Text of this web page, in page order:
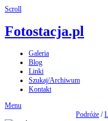
Scroll
Fotostacja.pl
Galeria
Blog
Linki
Szukaj/Archiwum
Kontakt
Menu
Podróże /